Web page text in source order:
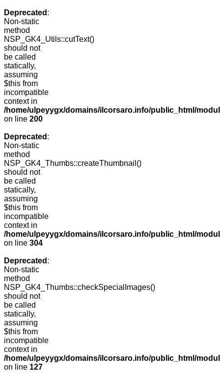
Deprecated :
Non-static
method
NSP_GK4_Utils::cutText()
should not
be called
statically,
assuming
$this from
incompatible
context in
/home/ulpeyygx/domains/ilcorsaro.info/public_html/
on line 200
Deprecated :
Non-static
method
NSP_GK4_Thumbs::createThumbnail()
should not
be called
statically,
assuming
$this from
incompatible
context in
/home/ulpeyygx/domains/ilcorsaro.info/public_html/
on line 304
Deprecated :
Non-static
method
NSP_GK4_Thumbs::checkSpecialImages()
should not
be called
statically,
assuming
$this from
incompatible
context in
/home/ulpeyygx/domains/ilcorsaro.info/public_html/
on line 127